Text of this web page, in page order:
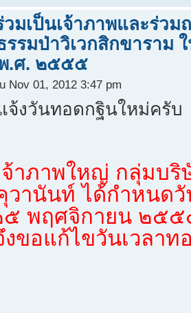
มเป็นเจ้าภาพและร่ว
รมป่าวิเวกสิกขาราม
.ศ. ๒๕๕๕
Nov 01, 2012 3:47 pm
จ้งวันทอดกฐินใหม่ครับ
จ้าภาพใหญ่ กลุ่มบ
วานันท์ ได้กำหนด
พฤศจิกายน ๒๕๕
ขอแก้ไขวันเวลาท